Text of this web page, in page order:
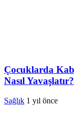
Çocuklarda
Nasıl Yavaşlatır?
Sağlık 1 yıl önce